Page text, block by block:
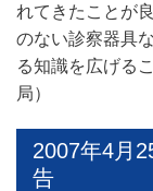
れてきたことが
のない診察器具
る知識を広げる
局）
2007年4月
告